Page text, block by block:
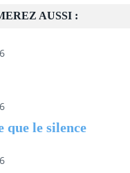
AUSSI :
que le silence